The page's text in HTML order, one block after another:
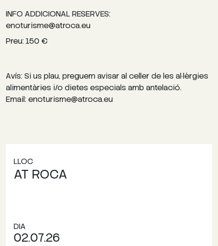
INFO ADDICIONAL RESERVES:
enoturisme@atroca.eu
Preu: 150 €
Avís: Si us plau, preguem avisar al celler de les al·lèrgies
alimentàries i/o dietes especials amb antelació.
Email: enoturisme@atroca.eu
LLOC
AT ROCA
DIA
02.07.26